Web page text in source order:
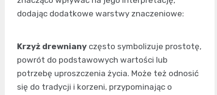
dodając dodatkowe warstwy znaczeniowe:
Krzyż drewniany często symbolizuje prostotę,
powrót do podstawowych wartości lub
potrzebę uproszczenia życia. Może też odnosić
się do tradycji i korzeni, przypominając o